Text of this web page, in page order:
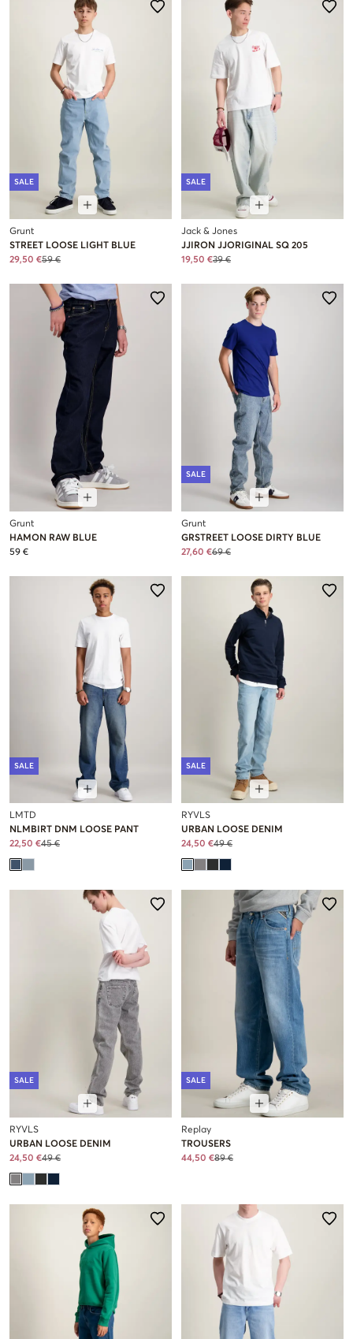
SALE
Grunt
STREET LOOSE LIGHT BLUE
29,50 €59 €
SALE
Jack & Jones
JJIRON JJORIGINAL SQ 205
19,50 €39 €
Grunt
HAMON RAW BLUE
59 €
SALE
Grunt
GRSTREET LOOSE DIRTY BLUE
27,60 €69 €
SALE
LMTD
NLMBIRT DNM LOOSE PANT
22,50 €45 €
SALE
RYVLS
URBAN LOOSE DENIM
24,50 €49 €
SALE
RYVLS
URBAN LOOSE DENIM
24,50 €49 €
SALE
Replay
TROUSERS
44,50 €89 €